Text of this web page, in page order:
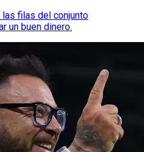
filas del conjunto
un buen dinero.